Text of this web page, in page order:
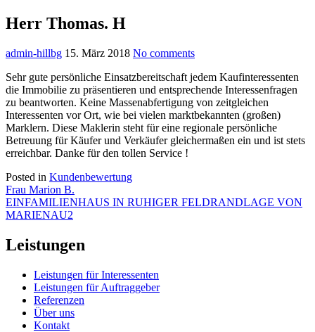
Herr Thomas. H
admin-hillbg 15. März 2018 No comments
Sehr gute persönliche Einsatzbereitschaft jedem Kaufinteressenten
die Immobilie zu präsentieren und entsprechende Interessenfragen
zu beantworten. Keine Massenabfertigung von zeitgleichen
Interessenten vor Ort, wie bei vielen marktbekannten (großen)
Marklern. Diese Maklerin steht für eine regionale persönliche
Betreuung für Käufer und Verkäufer gleichermaßen ein und ist stets
erreichbar. Danke für den tollen Service !
Posted in Kundenbewertung
Beitragsnavigation
Frau Marion B.
EINFAMILIENHAUS IN RUHIGER FELDRANDLAGE VON
MARIENAU2
Leistungen
Leistungen für Interessenten
Leistungen für Auftraggeber
Referenzen
Über uns
Kontakt